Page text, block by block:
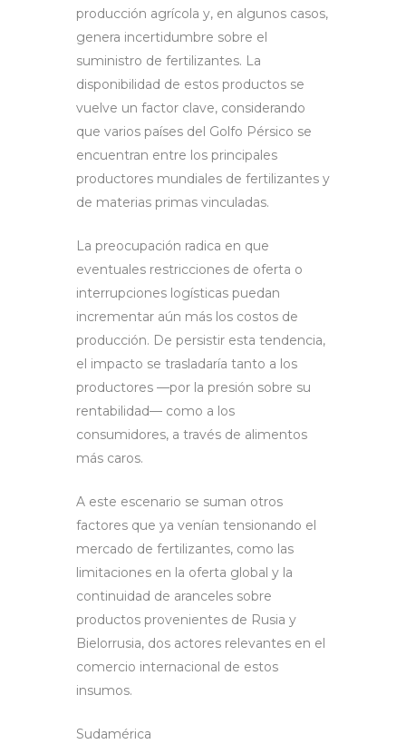
producción agrícola y, en algunos casos,
genera incertidumbre sobre el
suministro de fertilizantes. La
disponibilidad de estos productos se
vuelve un factor clave, considerando
que varios países del Golfo Pérsico se
encuentran entre los principales
productores mundiales de fertilizantes y
de materias primas vinculadas.
La preocupación radica en que
eventuales restricciones de oferta o
interrupciones logísticas puedan
incrementar aún más los costos de
producción. De persistir esta tendencia,
el impacto se trasladaría tanto a los
productores —por la presión sobre su
rentabilidad— como a los
consumidores, a través de alimentos
más caros.
A este escenario se suman otros
factores que ya venían tensionando el
mercado de fertilizantes, como las
limitaciones en la oferta global y la
continuidad de aranceles sobre
productos provenientes de Rusia y
Bielorrusia, dos actores relevantes en el
comercio internacional de estos
insumos.
Sudamérica